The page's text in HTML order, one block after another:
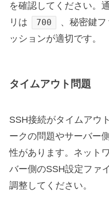
を確認してください。通
リは
700 、秘密鍵
ッションが適切です。
タイムアウト問題
SSH接続がタイムアウ
ークの問題やサーバー
性があります。ネット
バー側のSSH設定ファ
調整してください。